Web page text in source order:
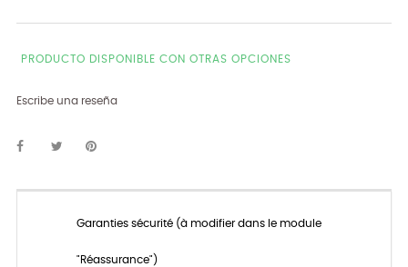
PRODUCTO DISPONIBLE CON OTRAS OPCIONES
Escribe una reseña
Garanties sécurité (à modifier dans le module
"Réassurance")